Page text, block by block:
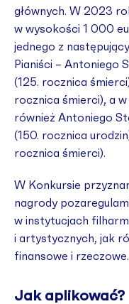
głównych. W 2023
w wysokości 1 000
jednego z
Pianiści – Antoniego
(125. rocznica
rocznica śmierci), a
również Antoniego
(150. rocznica
rocznica śmierci).
W Konkursie
nagrody
w instytucjach
i artystycznych, jak
finansowe i rzeczowe.
Jak aplikować?